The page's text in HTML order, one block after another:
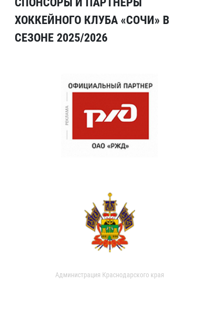
ХОККЕЙНОГО КЛУБА «СОЧИ» В
СЕЗОНЕ 2025/2026
Администрация Краснодарского края